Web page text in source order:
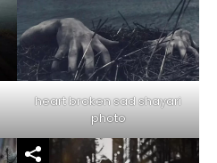
heart broken sad shayari
photo